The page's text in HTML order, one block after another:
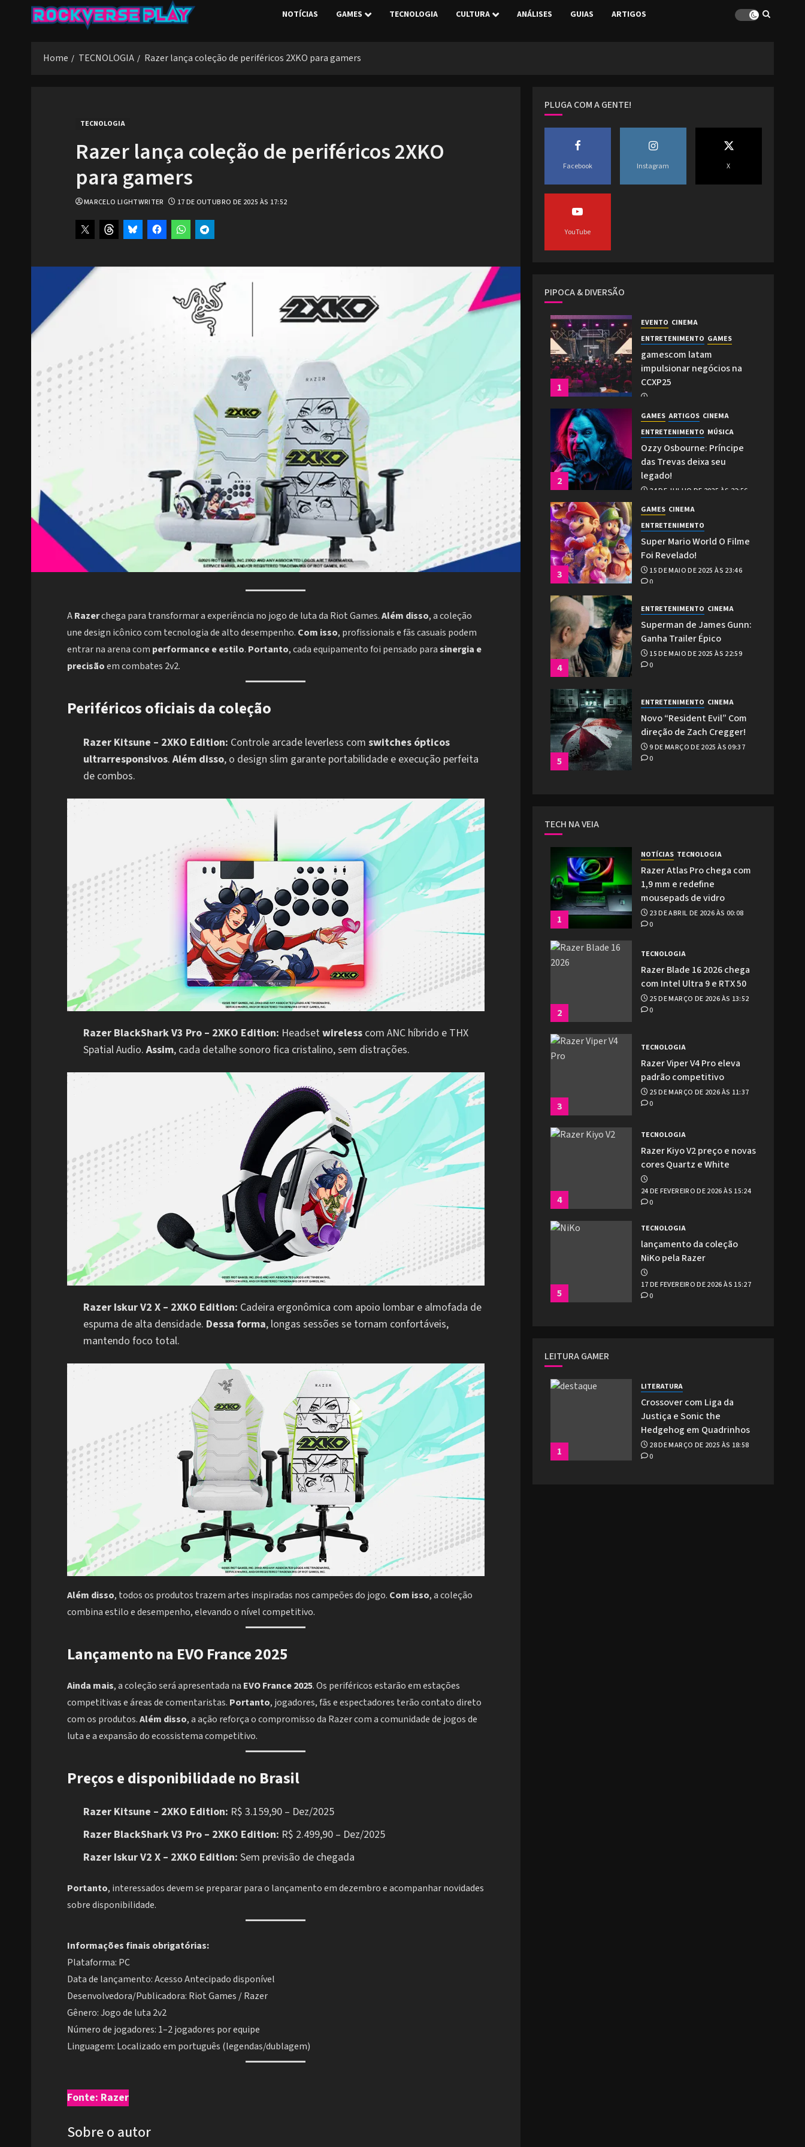
NOTÍCIAS GAMES TECNOLOGIA CULTURA ANÁLISES GUIAS ARTIGOS
Home TECNOLOGIA Razer lança coleção de periféricos 2XKO para gamers
TECNOLOGIA
Razer lança coleção de periféricos 2XKO
para gamers
MARCELO LIGHTWRITER 17 DE OUTUBRO DE 2025 ÀS 17:52
ARazerchega para transformar a experiência no jogo de luta da Riot Games.Além disso, a coleção
une design icônico com tecnologia de alto desempenho. Com isso, profissionais e fãs casuais podem
entrar na arena com performance e estilo. Portanto, cada equipamento foi pensado parasinergia e
precisãoem combates 2v2.
Periféricos oficiais da coleção
Razer Kitsune – 2XKO Edition: Controle arcade leverless com switches ópticos
ultrarresponsivos.Além disso, o design slim garante portabilidade e execução perfeita
de combos.
Razer BlackShark V3 Pro – 2XKO Edition: Headsetwireless com ANC híbrido e THX
Spatial Audio.Assim, cada detalhe sonoro fica cristalino, sem distrações.
Razer Iskur V2 X – 2XKO Edition: Cadeira ergonômica com apoio lombar e almofada de
espuma de alta densidade. Dessa forma, longas sessões se tornam confortáveis,
mantendo foco total.
Além disso, todos os produtos trazem artes inspiradas nos campeões do jogo. Com isso, a coleção
combina estilo e desempenho, elevando o nível competitivo.
Lançamento na EVO France 2025
Ainda mais, a coleção será apresentada na EVO France 2025. Os periféricos estarão em estações
competitivas e áreas de comentaristas. Portanto, jogadores, fãs e espectadores terão contato direto
com os produtos.Além disso, a ação reforça o compromisso da Razer com a comunidade de jogos de
luta e a expansão do ecossistema competitivo.
Preços e disponibilidade no Brasil
Razer Kitsune – 2XKO Edition: R$ 3.159,90 – Dez/2025
Razer BlackShark V3 Pro – 2XKO Edition: R$ 2.499,90 – Dez/2025
Razer Iskur V2 X – 2XKO Edition: Sem previsão de chegada
Portanto, interessados devem se preparar para o lançamento em dezembro e acompanhar novidades
sobre disponibilidade.
Informações finais obrigatórias:
Plataforma: PC
Data de lançamento: Acesso Antecipado disponível
Desenvolvedora/Publicadora: Riot Games / Razer
Gênero: Jogo de luta 2v2
Número de jogadores: 1–2 jogadores por equipe
Linguagem: Localizado em português (legendas/dublagem)
Fonte: Razer
Sobre o autor
PLUGA COM A GENTE!
Facebook Instagram X
YouTube
PIPOCA & DIVERSÃO
1
EVENTO CINEMA
ENTRETENIMENTO GAMES
gamescom latam
impulsionar negócios na
CCXP25
0
2
GAMES ARTIGOS CINEMA
ENTRETENIMENTO MÚSICA
Ozzy Osbourne: Príncipe
das Trevas deixa seu
legado!
24 DE JULHO DE 2025 ÀS 22:56
3
GAMES CINEMA
ENTRETENIMENTO
Super Mario World O Filme
Foi Revelado!
15 DE MAIO DE 2025 ÀS 23:46
0
4
ENTRETENIMENTO CINEMA
Superman de James Gunn:
Ganha Trailer Épico
15 DE MAIO DE 2025 ÀS 22:59
0
5
ENTRETENIMENTO CINEMA
Novo “Resident Evil” Com
direção de Zach Cregger!
9 DE MARÇO DE 2025 ÀS 09:37
0
TECH NA VEIA
1
NOTÍCIAS TECNOLOGIA
Razer Atlas Pro chega com
1,9 mm e redefine
mousepads de vidro
23 DE ABRIL DE 2026 ÀS 00:08
0
2
TECNOLOGIA
Razer Blade 16 2026 chega
com Intel Ultra 9 e RTX 50
25 DE MARÇO DE 2026 ÀS 13:52
0
3
TECNOLOGIA
Razer Viper V4 Pro eleva
padrão competitivo
25 DE MARÇO DE 2026 ÀS 11:37
0
4
TECNOLOGIA
Razer Kiyo V2 preço e novas
cores Quartz e White
24 DE FEVEREIRO DE 2026 ÀS 15:24
0
5
TECNOLOGIA
lançamento da coleção
NiKo pela Razer
17 DE FEVEREIRO DE 2026 ÀS 15:27
0
LEITURA GAMER
1
LITERATURA
Crossover com Liga da
Justiça e Sonic the
Hedgehog em Quadrinhos
28 DE MARÇO DE 2025 ÀS 18:58
0